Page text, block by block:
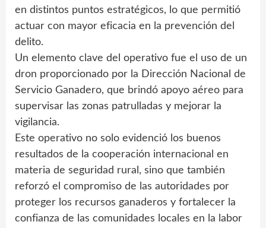
en distintos puntos estratégicos, lo que permitió
actuar con mayor eficacia en la prevención del
delito.
Un elemento clave del operativo fue el uso de un
dron proporcionado por la Dirección Nacional de
Servicio Ganadero, que brindó apoyo aéreo para
supervisar las zonas patrulladas y mejorar la
vigilancia.
Este operativo no solo evidenció los buenos
resultados de la cooperación internacional en
materia de seguridad rural, sino que también
reforzó el compromiso de las autoridades por
proteger los recursos ganaderos y fortalecer la
confianza de las comunidades locales en la labor